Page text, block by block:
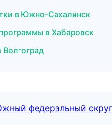
в Южно-Сахалинск
в Хабаровск
федеральный округ